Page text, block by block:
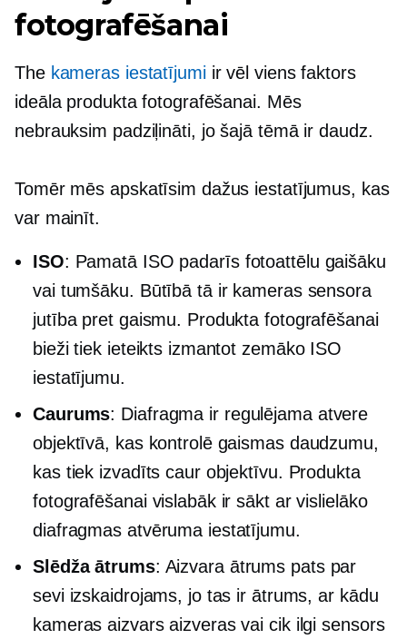
fotografēšanai
The kameras iestatījumiir vēl viens faktors
ideāla produkta fotografēšanai. Mēs
nebrauksim padziļināti, jo šajā tēmā ir daudz.
Tomēr mēs apskatīsim dažus iestatījumus, kas
var mainīt.
ISO: Pamatā ISO padarīs fotoattēlu gaišāku
vai tumšāku. Būtībā tā ir kameras sensora
jutība pret gaismu. Produkta fotografēšanai
bieži tiek ieteikts izmantot zemāko ISO
iestatījumu.
Caurums: Diafragma ir regulējama atvere
objektīvā, kas kontrolē gaismas daudzumu,
kas tiek izvadīts caur objektīvu. Produkta
fotografēšanai vislabāk ir sākt ar vislielāko
diafragmas atvēruma iestatījumu.
Slēdža ātrums: Aizvara ātrums pats par
sevi izskaidrojams, jo tas ir ātrums, ar kādu
kameras aizvars aizveras vai cik ilgi sensors